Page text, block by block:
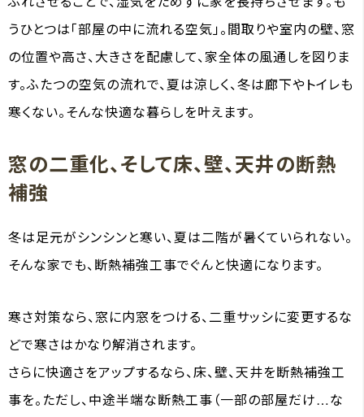
うひとつは「部屋の中に流れる空気」。間取りや室内の壁、窓
の位置や高さ、大きさを配慮して、家全体の風通しを図りま
す。ふたつの空気の流れで、夏は涼しく、冬は廊下やトイレも
寒くない。そんな快適な暮らしを叶えます。
窓の二重化、そして床、壁、天井の断熱
補強
冬は足元がシンシンと寒い、夏は二階が暑くていられない。
そんな家でも、断熱補強工事でぐんと快適になります。
寒さ対策なら、窓に内窓をつける、二重サッシに変更するな
どで寒さはかなり解消されます。
さらに快適さをアップするなら、床、壁、天井を断熱補強工
事を。ただし、中途半端な断熱工事（一部の部屋だけ…な